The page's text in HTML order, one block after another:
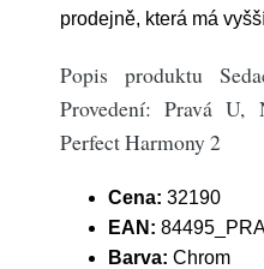
prodejně, která má
Popis produktu
Provedení: Pravá U,
Perfect Harmony 2
Cena: 32190
EAN:
Barva: Chrom